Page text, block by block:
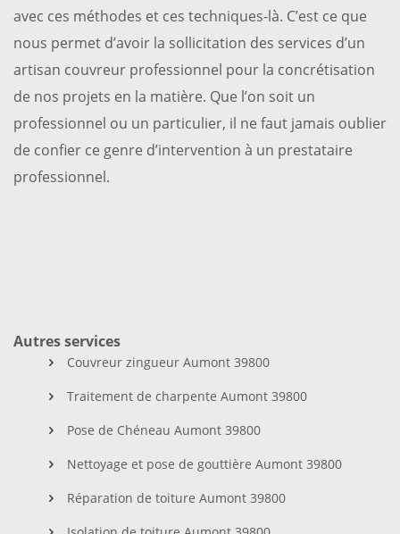
avec ces méthodes et ces techniques-là. C’est ce que
nous permet d’avoir la sollicitation des services d’un
artisan couvreur professionnel pour la concrétisation
de nos projets en la matière. Que l’on soit un
professionnel ou un particulier, il ne faut jamais oublier
de confier ce genre d’intervention à un prestataire
professionnel.
Autres services
Couvreur zingueur Aumont 39800
Traitement de charpente Aumont 39800
Pose de Chéneau Aumont 39800
Nettoyage et pose de gouttière Aumont 39800
Réparation de toiture Aumont 39800